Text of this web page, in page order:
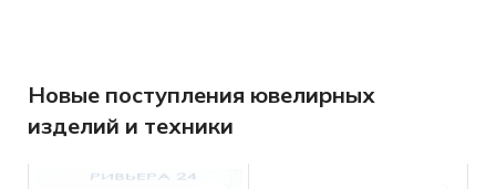
Новые поступления ювелирных
изделий и техники